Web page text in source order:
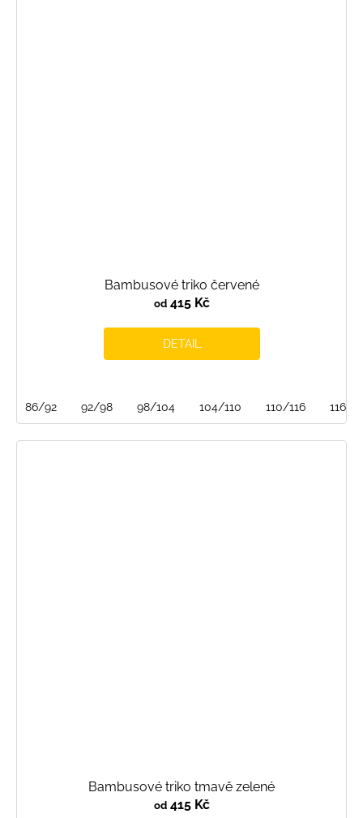
Bambusové triko červené
od415 Kč
DETAIL
86/92 92/98 98/104 104/110 110/116 116/
Bambusové triko tmavě zelené
od415 Kč